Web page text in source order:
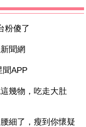
粉傻了
聞網
聞APP
幾物，吃走大肚
細了，瘦到你懷疑